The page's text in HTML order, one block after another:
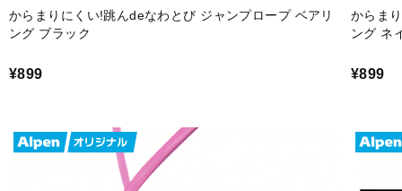
からまりにくい!跳んdeなわとび ジャンプロープ ベアリ
ング ブラック
¥899
からま
ング ネ
¥899